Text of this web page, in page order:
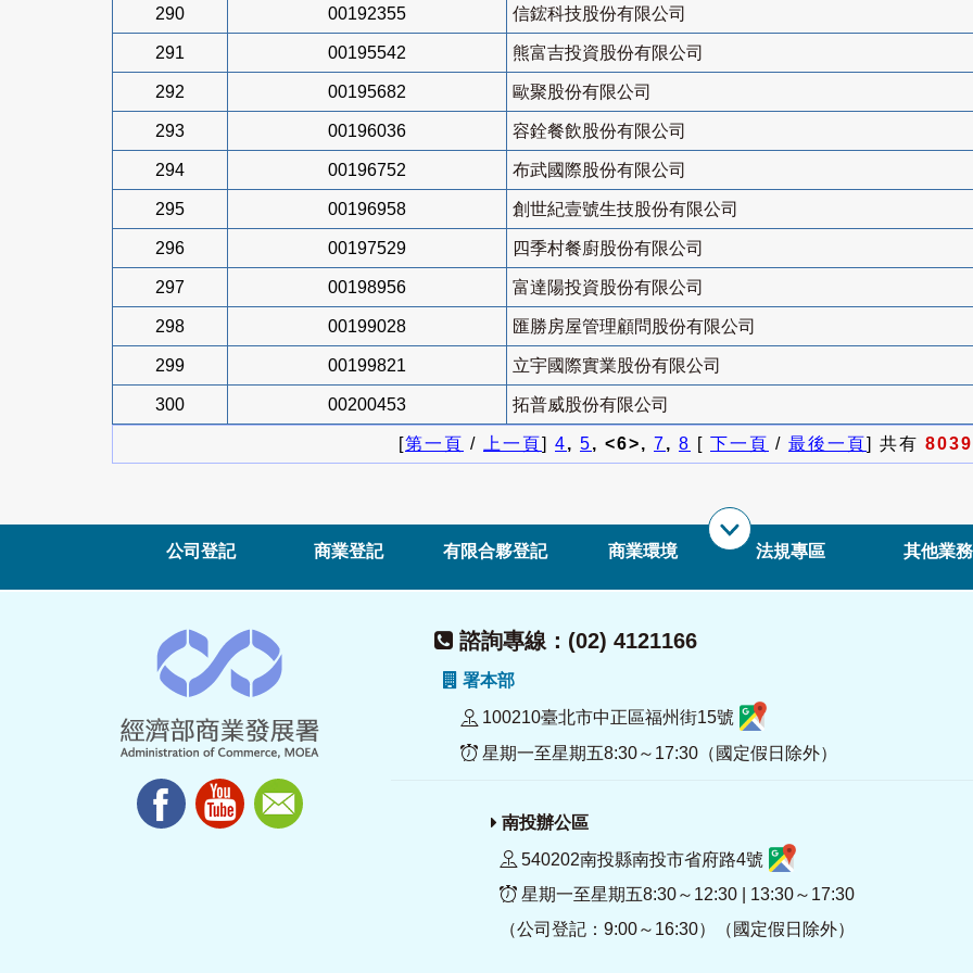
290 00192355 信鋐科技股份有限公司
291 00195542 熊富吉投資股份有限公司
292 00195682 歐聚股份有限公司
293 00196036 容銓餐飲股份有限公司
294 00196752 布武國際股份有限公司
295 00196958 創世紀壹號生技股份有限公司
296 00197529 四季村餐廚股份有限公司
297 00198956 富達陽投資股份有限公司
298 00199028 匯勝房屋管理顧問股份有限公司
299 00199821 立宇國際實業股份有限公司
300 00200453 拓普威股份有限公司
[第一頁 / 上一頁] 4, 5, <6>, 7, 8 [ 下一頁 / 最後一頁] 共有 8039
公司登記 商業登記 有限合夥登記 商業環境 法規專區 其他業務
諮詢專線：(02) 4121166
署本部
100210臺北市中正區福州街15號
星期一至星期五8:30～17:30（國定假日除外）
南投辦公區
540202南投縣南投市省府路4號
星期一至星期五8:30～12:30 | 13:30～17:30
（公司登記：9:00～16:30）（國定假日除外）